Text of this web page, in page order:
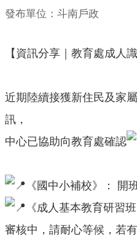
便
服
人
口
統
計
新
消
息
公
發布單位：斗南戶政
【資訊分享｜教育處成人
近期陸續接獲新住民及家
訊，
中心已協助向教育處確認
《國中小補校》： 開
《成人基本教育研習
審核中，請耐心等候，若